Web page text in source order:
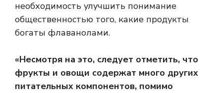
необходимость улучшить понимание
общественностью того, какие продукты
богаты флаванолами.
«Несмотря на это, следует отметить, что
фрукты и овощи содержат много других
питательных компонентов, помимо